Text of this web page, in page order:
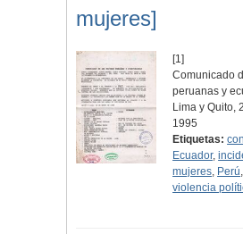
mujeres]
[1]
Comunicado
peruanas y
Lima y Quito,
1995
Etiquetas:
Ecuador,
mujeres, Perú
violencia